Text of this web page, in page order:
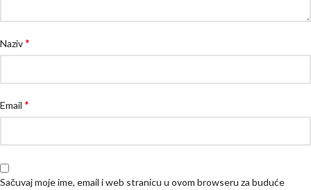
Naziv*
Email *
Sačuvaj moje ime, email i web stranicu u ovom browseru za buduće